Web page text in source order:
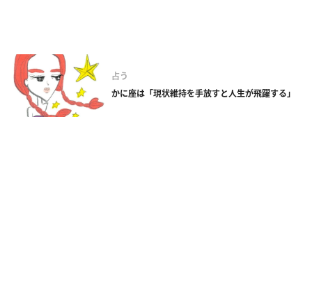
占う
かに座は「現状維持を手放すと人生が飛躍する」